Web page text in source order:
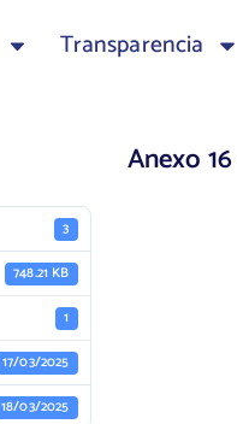
Transparencia
3
748.21 KB
1
17/03/2025
18/03/2025
Anexo